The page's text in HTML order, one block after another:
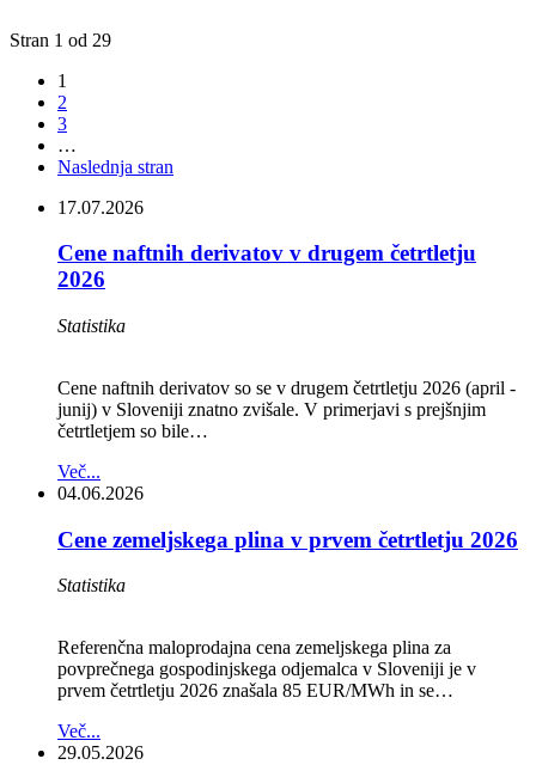
Stran 1 od 29
1
2
3
…
Naslednja stran
17.07.2026
Cene naftnih derivatov v drugem četrtletju
2026
Statistika
Cene naftnih derivatov so se v drugem četrtletju 2026 (april -
junij) v Sloveniji znatno zvišale. V primerjavi s prejšnjim
četrtletjem so bile…
Več...
04.06.2026
Cene zemeljskega plina v prvem četrtletju 2026
Statistika
Referenčna maloprodajna cena zemeljskega plina za
povprečnega gospodinjskega odjemalca v Sloveniji je v
prvem četrtletju 2026 znašala 85 EUR/MWh in se…
Več...
29.05.2026